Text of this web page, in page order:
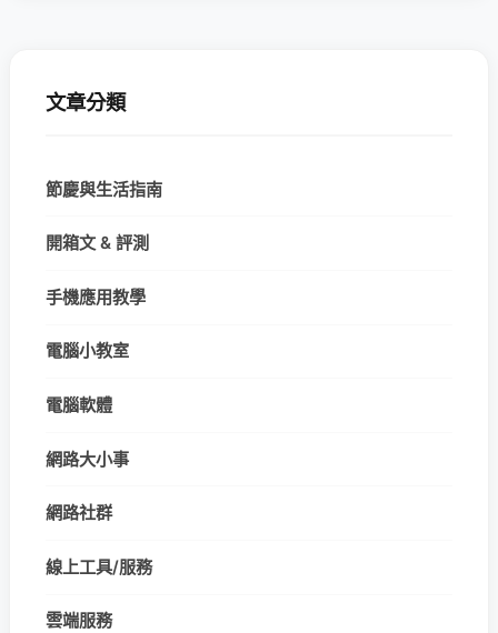
文章分類
節慶與生活指南
開箱文 & 評測
手機應用教學
電腦小教室
電腦軟體
網路大小事
網路社群
線上工具/服務
雲端服務